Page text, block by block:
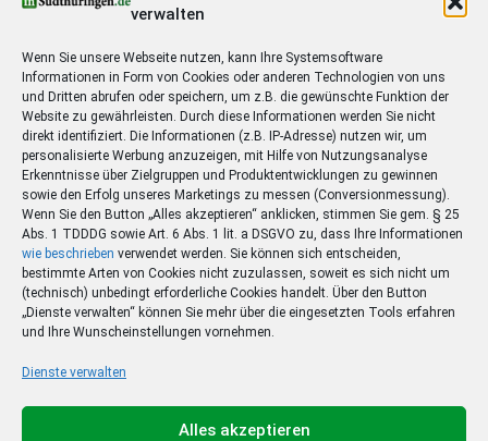
verwalten
Wenn Sie unsere Webseite nutzen, kann Ihre Systemsoftware
Informationen in Form von Cookies oder anderen Technologien von uns
und Dritten abrufen oder speichern, um z.B. die gewünschte Funktion der
Website zu gewährleisten. Durch diese Informationen werden Sie nicht
direkt identifiziert. Die Informationen (z.B. IP-Adresse) nutzen wir, um
personalisierte Werbung anzuzeigen, mit Hilfe von Nutzungsanalyse
Erkenntnisse über Zielgruppen und Produktentwicklungen zu gewinnen
sowie den Erfolg unseres Marketings zu messen (Conversionmessung).
Wenn Sie den Button „Alles akzeptieren“ anklicken, stimmen Sie gem. § 25
Abs. 1 TDDDG sowie Art. 6 Abs. 1 lit. a DSGVO zu, dass Ihre Informationen
wie beschrieben verwendet werden. Sie können sich entscheiden,
bestimmte Arten von Cookies nicht zuzulassen, soweit es sich nicht um
(technisch) unbedingt erforderliche Cookies handelt. Über den Button
„Dienste verwalten“ können Sie mehr über die eingesetzten Tools erfahren
und Ihre Wunscheinstellungen vornehmen.
Dienste verwalten
Alles akzeptieren
Ihr Sommer – Ihr Abo –
Ihr Gewinn